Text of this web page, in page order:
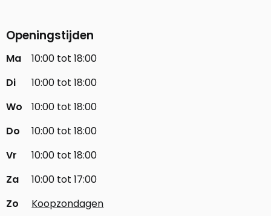
Openingstijden
Ma
10:00 tot 18:00
Di
10:00 tot 18:00
Wo
10:00 tot 18:00
Do
10:00 tot 18:00
Vr
10:00 tot 18:00
Za
10:00 tot 17:00
Zo
Koopzondagen